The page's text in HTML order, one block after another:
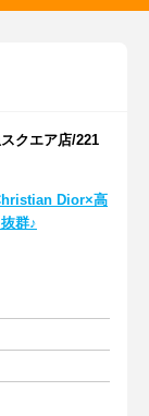
クエア店/221
Dior×高
群♪